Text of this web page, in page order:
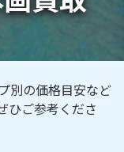
別の価格目安など
ひご参考くださ